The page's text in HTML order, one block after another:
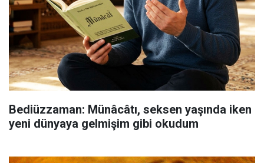
Bediüzzaman: Münâcâtı, seksen yaşında iken
yeni dünyaya gelmişim gibi okudum